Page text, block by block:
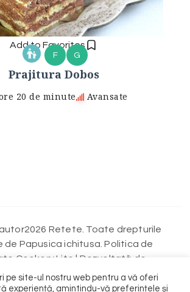
Add to Favorites
F G
Prajitura Dobos
20 de minute Avansate
Retete. Toate drepturile
de Papusica ichitusa. Politica de
Cookery Lite | Dezvoltată de
. Propulsată deWordPress.
pe site-ul nostru web pentru a vă oferi
experiență, amintindu-vă preferințele și